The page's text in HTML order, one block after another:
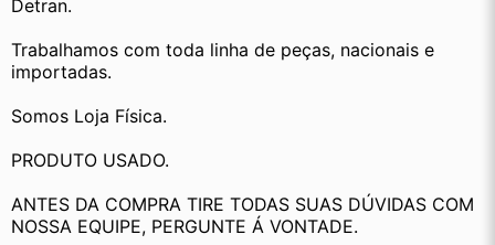
Detran.
Trabalhamos com toda linha de peças, nacionais e
importadas.
Somos Loja Física.
PRODUTO USADO.
ANTES DA COMPRA TIRE TODAS SUAS DÚVIDAS COM
NOSSA EQUIPE, PERGUNTE Á VONTADE.